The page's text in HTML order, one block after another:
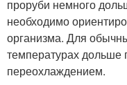
проруби немного
необходимо
организма. Для
температурах дольше
переохлаждением.